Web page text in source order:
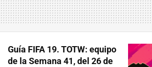
Guía FIFA 19. TOTW: equipo
de la Semana 41, del 26 de